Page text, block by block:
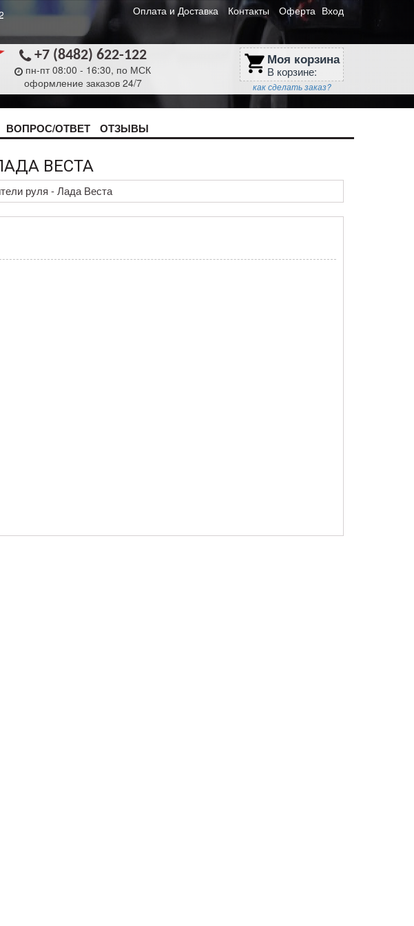
Оплата и Доставка Контакты Оферта Вход
+7 (8482) 622-122
пн-пт 08:00 - 16:30, по МСК
оформление заказов 24/7
shopping_cart Моя корзина
В корзине:
как сделать заказ?
ВОПРОС/ОТВЕТ ОТЗЫВЫ
ВЕСТА
руля - Лада Веста